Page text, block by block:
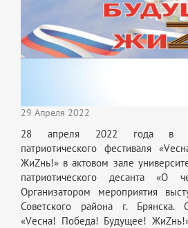
29 Апреля 2022
28 апреля 2022 года в
патриотического фестиваля
ЖиZнь!» в актовом зале
патриотического десанта «О
Организатором мероприятия
Советского района г. Брянска.
«Vесна! Победа! Будущее!